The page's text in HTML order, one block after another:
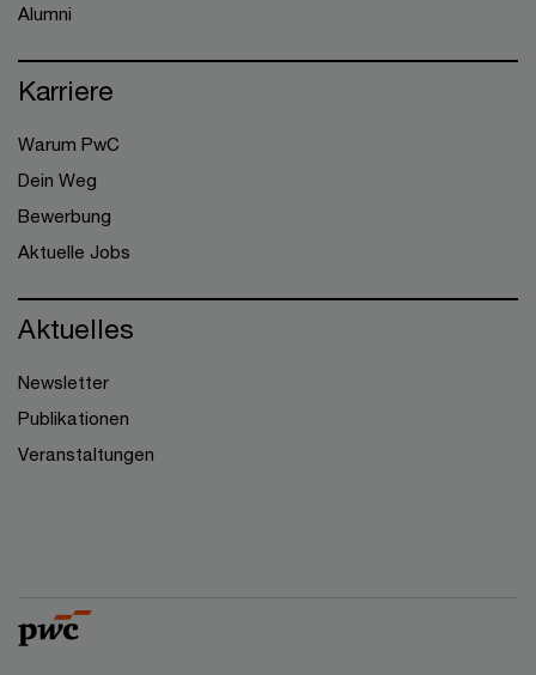
Alumni
Karriere
Warum PwC
Dein Weg
Bewerbung
Aktuelle Jobs
Aktuelles
Newsletter
Publikationen
Veranstaltungen